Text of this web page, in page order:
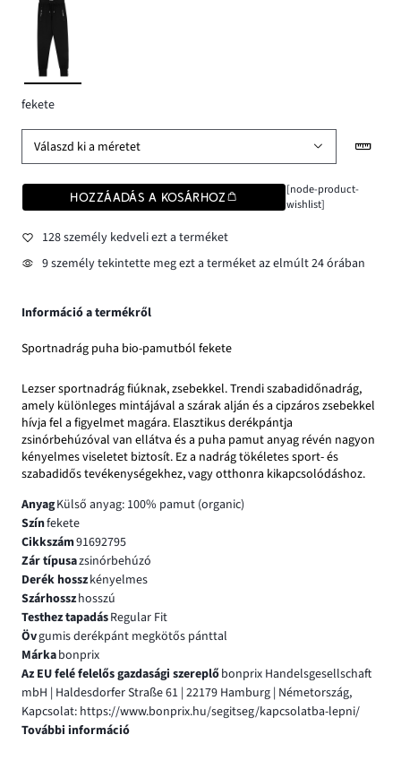
fekete
Válaszd ki a méretet
HOZZÁADÁS A KOSÁRHOZ
[node-product-
wishlist]
128 személy kedveli ezt a terméket
9 személy tekintette meg ezt a terméket az elmúlt 24 órában
Információ a termékről
Sportnadrág puha bio-pamutból fekete
Lezser sportnadrág fiúknak, zsebekkel. Trendi szabadidőnadrág,
amely különleges mintájával a szárak alján és a cipzáros zsebekkel
hívja fel a figyelmet magára. Elasztikus derékpántja
zsinórbehúzóval van ellátva és a puha pamut anyag révén nagyon
kényelmes viseletet biztosít. Ez a nadrág tökéletes sport- és
szabadidős tevékenységekhez, vagy otthonra kikapcsolódáshoz.
AnyagKülső anyag: 100% pamut (organic)
Színfekete
Cikkszám91692795
Zár típusazsinórbehúzó
Derék hosszkényelmes
Szárhosszhosszú
Testhez tapadásRegular Fit
Övgumis derékpánt megkötős pánttal
Márkabonprix
Az EU felé felelős gazdasági szereplőbonprix Handelsgesellschaft
mbH | Haldesdorfer Straße 61 | 22179 Hamburg | Németország,
Kapcsolat: https://www.bonprix.hu/segitseg/kapcsolatba-lepni/
További információ